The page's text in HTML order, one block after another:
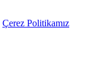
Çerez Politikamız